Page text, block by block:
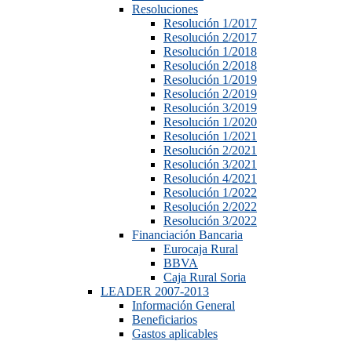
Resoluciones
Resolución 1/2017
Resolución 2/2017
Resolución 1/2018
Resolución 2/2018
Resolución 1/2019
Resolución 2/2019
Resolución 3/2019
Resolución 1/2020
Resolución 1/2021
Resolución 2/2021
Resolución 3/2021
Resolución 4/2021
Resolución 1/2022
Resolución 2/2022
Resolución 3/2022
Financiación Bancaria
Eurocaja Rural
BBVA
Caja Rural Soria
LEADER 2007-2013
Información General
Beneficiarios
Gastos aplicables